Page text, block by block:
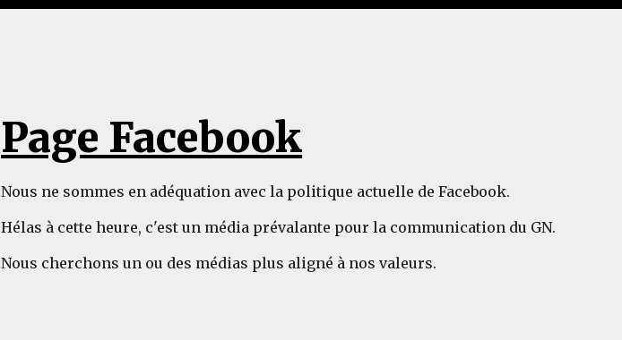
Page Facebook
Nous ne sommes en adéquation avec la politique actuelle de Facebook.
Hélas à cette heure, c'est un média prévalante pour la communication du GN.
Nous cherchons un ou des médias plus aligné à nos valeurs.